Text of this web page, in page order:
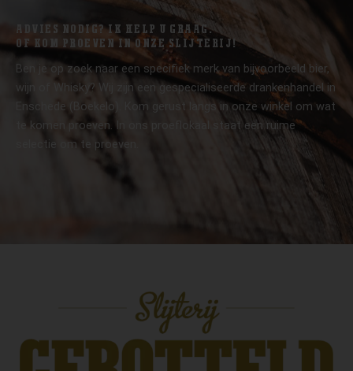
ADVIES NODIG? IK HELP U GRAAG.
OF KOM PROEVEN IN ONZE SLIJTERIJ!
Ben je op zoek naar een specifiek merk van bijvoorbeeld bier,
wijn of Whisky? Wij zijn een gespecialiseerde drankenhandel in
Enschede (Boekelo). Kom gerust langs in onze winkel om wat
te komen proeven. In ons proeflokaal staat een ruime
selectie om te proeven.